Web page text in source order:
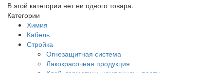
В этой категории нет ни одного товара.
Категории
Химия
Кабель
Стройка
Огнезащитная система
Лакокрасочная продукция